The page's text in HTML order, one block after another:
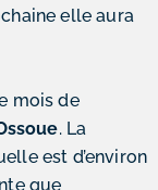
elle aura
mois de
. La
est d’environ
que